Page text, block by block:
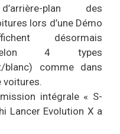
plan des
lors d’une Démo
désormais
selon 4 types
blanc) comme dans
voitures.
intégrale « S-
Lancer Evolution X a